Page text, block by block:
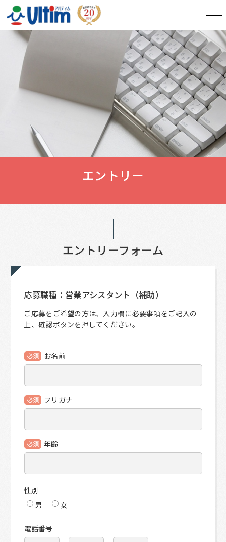
エントリー
エントリーフォーム
応募職種：営業アシスタント（補助）
ご応募をご希望の方は、入力欄に必要事項をご記入の
上、確認ボタンを押してください。
必須 お名前
必須 フリガナ
必須 年齢
性別
男
女
電話番号